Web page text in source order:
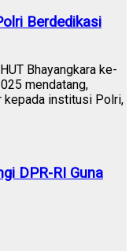
Berdedikasi
Bhayangkara ke-
mendatang,
kepada institusi Polri,
DPR-RI Guna